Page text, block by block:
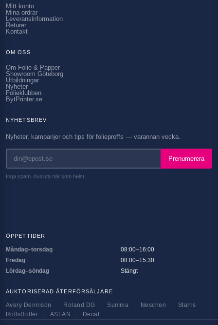
Mitt konto
Mina ordrar
Leveransinformation
Returer
Kontakt
OM OSS
Om Folie & Papper
Showroom Göteborg
Utbildningar
Nyheter
Folieklubben
BytPrinter.se
NYHETSBREV
Nyheter, kampanjer och tips för folieproffs — varannan vecka.
Prenumerera
Inga spam. Avsluta när som helst.
ÖPPETTIDER
Måndag–torsdag
08:00–16:00
Fredag
08:00–15:30
Lördag–söndag
Stängt
AUKTORISERAD ÅTERFÖRSÄLJARE
Avery Dennison Roland DG Summa Neschen Stahls
RollsRoller
ASLAN Decal